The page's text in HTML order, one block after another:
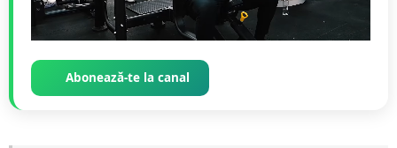
Abonează-te la canal